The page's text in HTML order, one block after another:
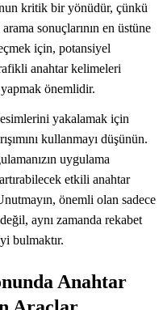
kritik bir yönüdür, çünkü
sonuçlarının en üstüne
için, potansiyel
anahtar kelimeleri
önemlidir.
yakalamak için
kullanmayı düşünün.
uygulama
etkili anahtar
önemli olan sadece
aynı zamanda rekabet
bulmaktır.
Anahtar